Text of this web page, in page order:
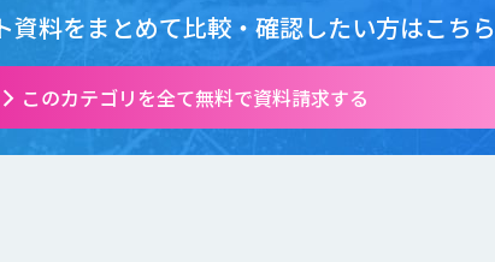
資料をまとめて比較・確認したい方はこちら
このカテゴリを全て無料で資料請求する